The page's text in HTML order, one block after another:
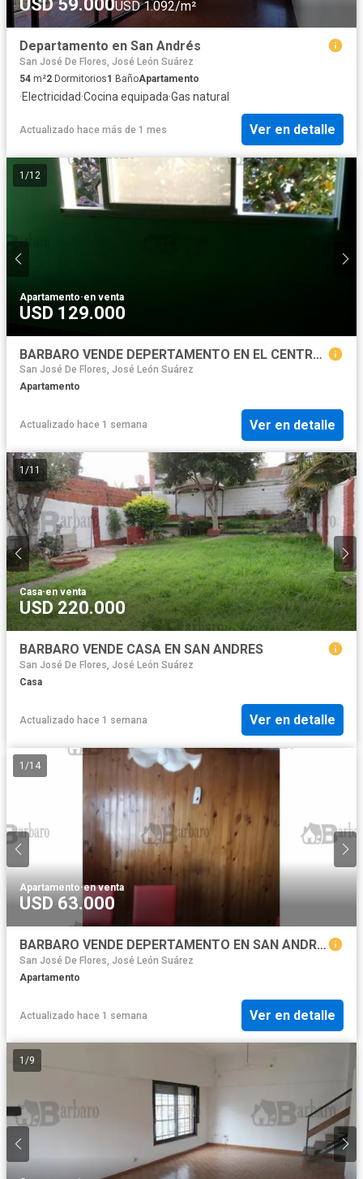
USD 59.000USD 1.092/m²
Departamento en San Andrés
San José De Flores, José León Suárez
54 m²2 Dormitorios1 BañoApartamento
·Electricidad·Cocina equipada·Gas natural
Actualizado hace más de 1 mes Ver en detalle
1 /12
Apartamento·en venta
USD 129.000
BARBARO VENDE DEPERTAMENTO EN EL CENTRO DE SAN MARTIN A ESTRENAR
San José De Flores, José León Suárez
Apartamento
Actualizado hace 1 semana Ver en detalle
1/11
Casa·en venta
USD 220.000
BARBARO VENDE CASA EN SAN ANDRES
San José De Flores, José León Suárez
Casa
Actualizado hace 1 semana Ver en detalle
1 /14
Apartamento·en venta
USD 63.000
BARBARO VENDE DEPERTAMENTO EN SAN ANDRES
San José De Flores, José León Suárez
Apartamento
Actualizado hace 1 semana Ver en detalle
1 /9